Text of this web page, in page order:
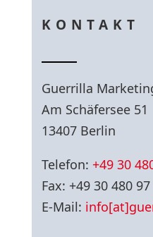
KONTAKT
Guerrilla
Am Schäfersee 51
13407 Berlin
Telefon: +49 30
Fax: +49 30 480
E-Mail: